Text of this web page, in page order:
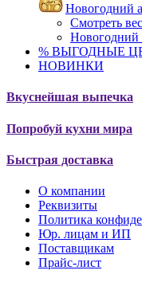
Новогодний
Смотреть
Новогодний
% ВЫГОДНЫЕ
НОВИНКИ
Вкуснейшая выпечка
Попробуй кухни мира
Быстрая доставка
О компании
Реквизиты
Политика
Юр. лицам и ИП
Поставщикам
Прайс-лист